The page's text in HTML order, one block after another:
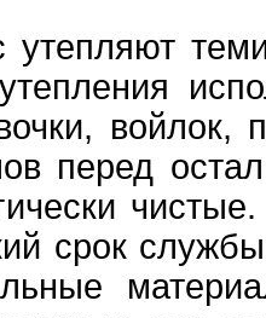
утепляют
войлок,
перед
срок